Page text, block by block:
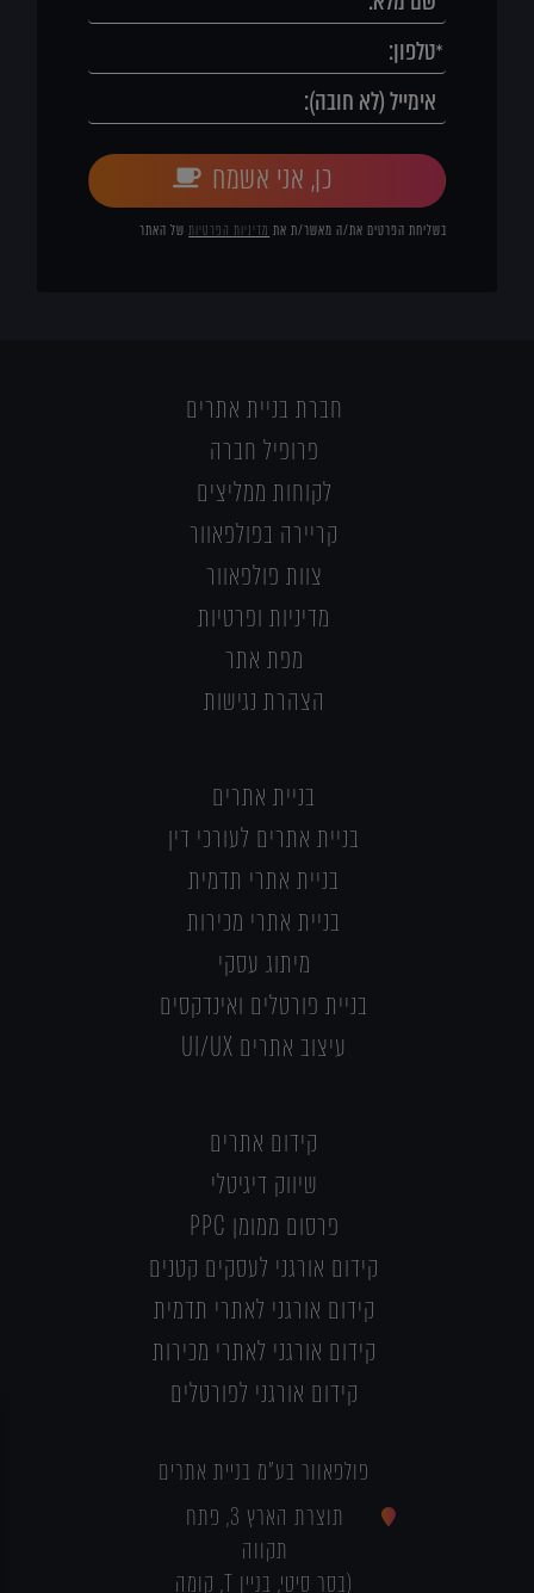
כן, אני אשמח
בשליחת הפרטים את/ה מאשר/ת את מדיניות הפרטיותשל האתר
חברת בניית אתרים
פרופיל חברה
לקוחות ממליצים
קריירה בפולפאוור
צוות פולפאוור
מדיניות ופרטיות
מפת אתר
הצהרת נגישות
בניית אתרים
בניית אתרים לעורכי דין
בניית אתרי תדמית
בניית אתרי מכירות
מיתוג עסקי
בניית פורטלים ואינדקסים
עיצוב אתרים UI/UX
קידום אתרים
שיווק דיגיטלי
פרסום ממומן PPC
קידום אורגני לעסקים קטנים
קידום אורגני לאתרי תדמית
קידום אורגני לאתרי מכירות
קידום אורגני לפורטלים
פולפאוור בע"מ בניית אתרים
תוצרת הארץ 3, פתח
תקווה
(בסר סיטי, בניין T, קומה